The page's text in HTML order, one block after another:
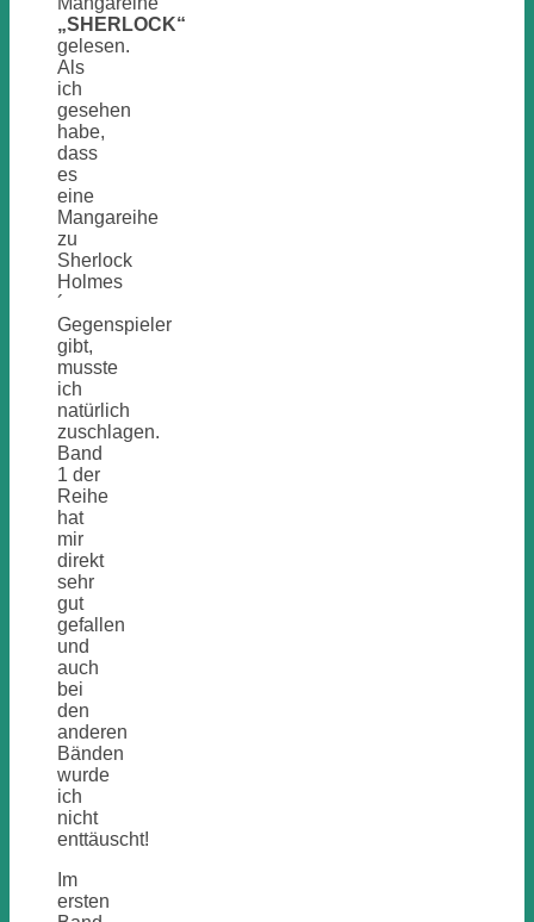
„SHERLOCK“
gelesen.
Als
ich
gesehen
habe,
dass
es
eine
Mangareihe
zu
Sherlock
Holmes
´
Gegenspieler
gibt,
musste
ich
natürlich
zuschlagen.
Band
1 der
Reihe
hat
mir
direkt
sehr
gut
gefallen
und
auch
bei
den
anderen
Bänden
wurde
ich
nicht
enttäuscht!
Im
ersten